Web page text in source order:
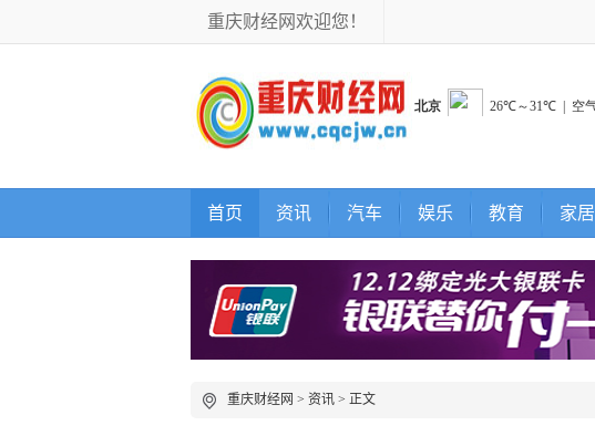
重庆财经网欢迎您！
首页 资讯 汽车 娱乐 教育 家居
重庆财经网 > 资讯 > 正文